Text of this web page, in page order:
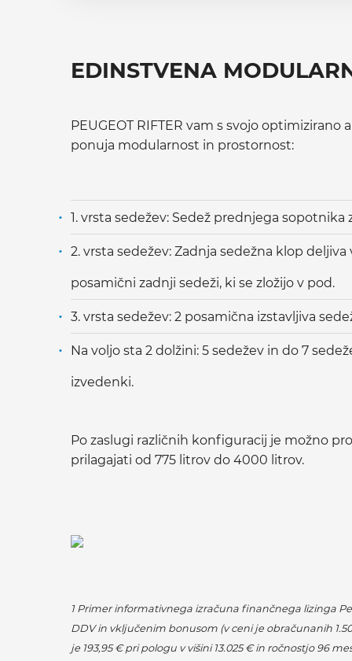
EDINSTVENA
PEUGEOT RIFTER vam s svojo
ponuja modularnost in prostornost:
1. vrsta sedežev: Sedež prednjega
2. vrsta sedežev: Zadnja sedežna klop deljiva
posamični zadnji sedeži, ki se zložijo v pod.
3. vrsta sedežev: 2 posamična izstavljiva
Na voljo sta 2 dolžini: 5 sedežev in do 7
izvedenki.
Po zaslugi različnih konfiguracij je možno
prilagajati od 775 litrov do 4000 litrov.
1 Primer informativnega izračuna finančnega lizinga
DDV in vključenim bonusom (v ceni je obračunanih
je 193,95 € pri pologu v višini 13.025 € in ročnostjo 96